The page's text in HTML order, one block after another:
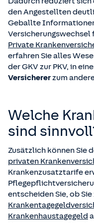
den Angestellten
Geballte
Versicherungswechsel
Private
erfahren Sie alles
der GKV zur PKV, in
Versichererzum
Welche
sind
Zusätzlich können Sie
privaten
Krankenzusatztarife
entscheiden Sie, ob
Krankenhaustagegeld